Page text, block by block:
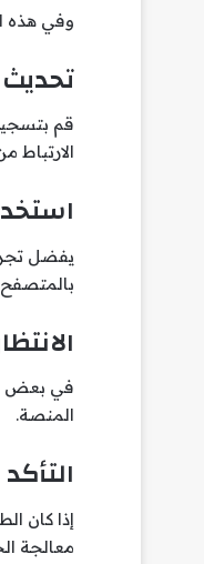
وفي هذه
قم
الارتباط
يفضل
في بعض
المنصة.
إذا كان
معالجة